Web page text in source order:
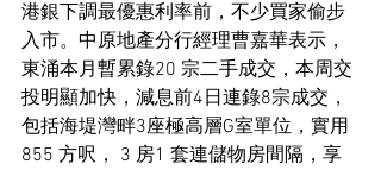
港銀下調最優惠利率前，不少買家偷步
入市。中原地產分行經理曹嘉華表示，
東涌本月暫累錄20 宗二手成交，本周交
投明顯加快，減息前4日連錄8宗成交，
包括海堤灣畔3座極高層G室單位，實用
855 方呎， 3 房1 套連儲物房間隔，享